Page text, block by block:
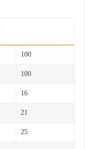
100
100
16
21
25